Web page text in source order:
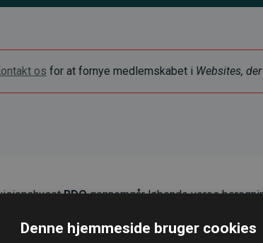
os for at fornye medlemskabet i Websites,
BDOgennemgår løbende vores
Denne hjemmeside bruger cookies